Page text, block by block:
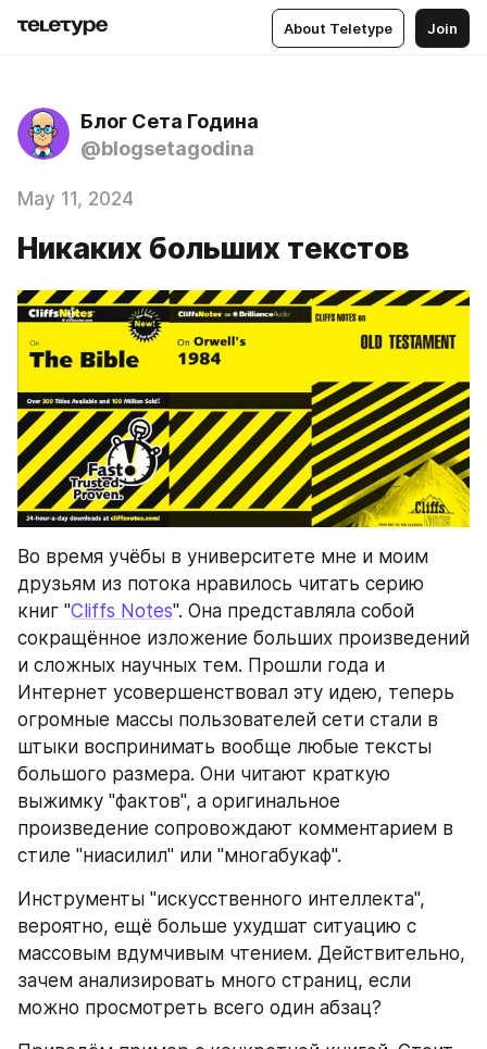
About Teletype Join
Блог Сета Година
@blogsetagodina
May 11, 2024
Никаких больших текстов
Во время учёбы в университете мне и моим
друзьям из потока нравилось читать серию
книг "Cliffs Notes". Она представляла собой
сокращённое изложение больших произведений
и сложных научных тем. Прошли года и
Интернет усовершенствовал эту идею, теперь
огромные массы пользователей сети стали в
штыки воспринимать вообще любые тексты
большого размера. Они читают краткую
выжимку "фактов", а оригинальное
произведение сопровождают комментарием в
стиле "ниасилил" или "многабукаф".
Инструменты "искусственного интеллекта",
вероятно, ещё больше ухудшат ситуацию с
массовым вдумчивым чтением. Действительно,
зачем анализировать много страниц, если
можно просмотреть всего один абзац?